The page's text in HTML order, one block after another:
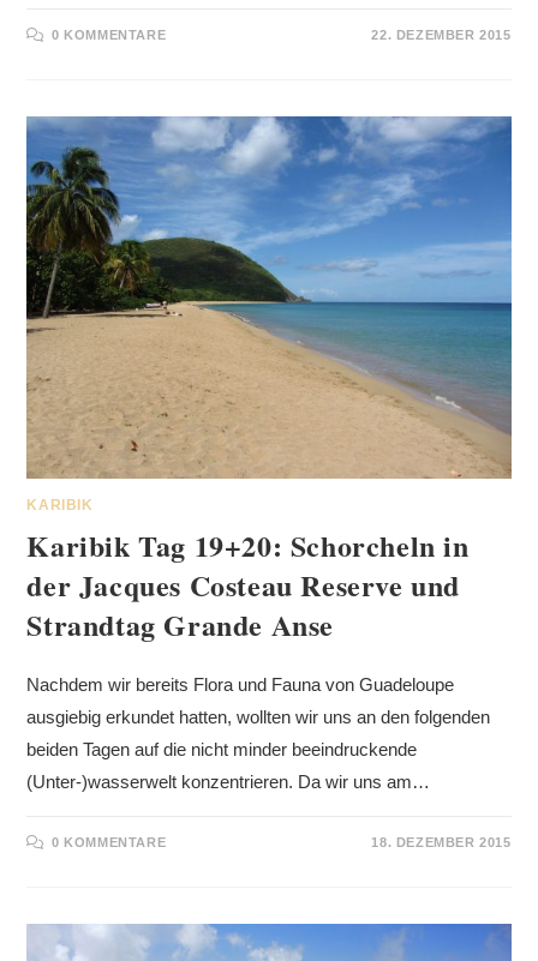
0 KOMMENTARE 22. DEZEMBER 2015
KARIBIK
Karibik Tag 19+20: Schorcheln in
der Jacques Costeau Reserve und
Strandtag Grande Anse
Nachdem wir bereits Flora und Fauna von Guadeloupe
ausgiebig erkundet hatten, wollten wir uns an den folgenden
beiden Tagen auf die nicht minder beeindruckende
(Unter-)wasserwelt konzentrieren. Da wir uns am…
0 KOMMENTARE 18. DEZEMBER 2015